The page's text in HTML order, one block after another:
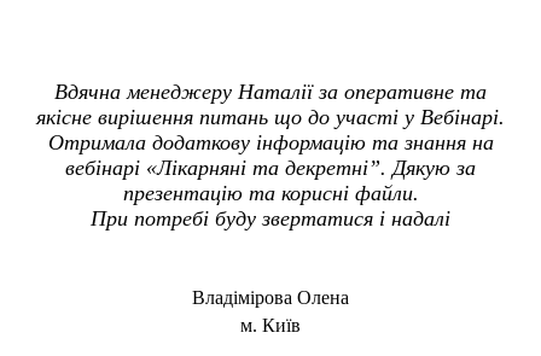
Вдячна менеджеру Наталії за оперативне та
якісне вирішення питань що до участі у Вебінарі.
Отримала додаткову інформацію та знання на
вебінарі «Лікарняні та декретні”. Дякую за
презентацію та корисні файли.
При потребі буду звертатися і надалі
Владімірова Олена
м. Київ